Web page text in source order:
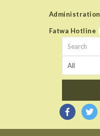
Administration
Fatwa Hotline